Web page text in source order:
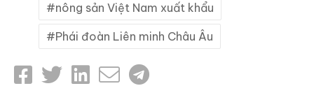
nông sản Việt Nam xuất khẩu
Phái đoàn Liên minh Châu Âu